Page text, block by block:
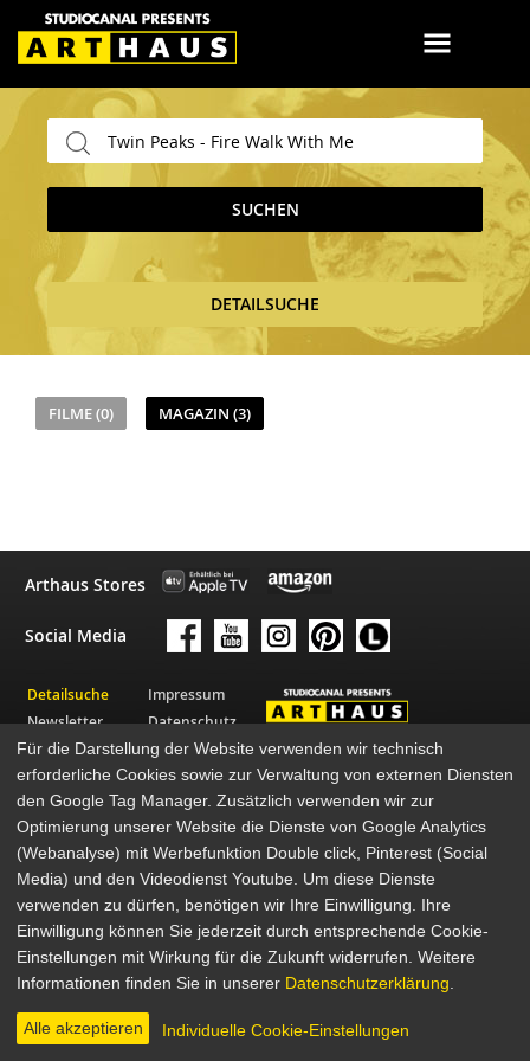
SUCHEN
DETAILSUCHE
FILME (0) MAGAZIN (3)
Arthaus Stores
Social Media
Detailsuche
Newsletter
Über Arthaus
Presse
Impressum
Datenschutz
AGB
© 2026 STUDIOCANAL GmbH
Für die Darstellung der Website verwenden wir technisch
erforderliche Cookies sowie zur Verwaltung von externen Diensten
den Google Tag Manager. Zusätzlich verwenden wir zur
Optimierung unserer Website die Dienste von Google Analytics
(Webanalyse) mit Werbefunktion Double click, Pinterest (Social
Media) und den Videodienst Youtube. Um diese Dienste
verwenden zu dürfen, benötigen wir Ihre Einwilligung. Ihre
Einwilligung können Sie jederzeit durch entsprechende Cookie-
Einstellungen mit Wirkung für die Zukunft widerrufen. Weitere
Informationen finden Sie in unserer Datenschutzerklärung
Alle akzeptieren Individuelle Cookie-Einstellungen